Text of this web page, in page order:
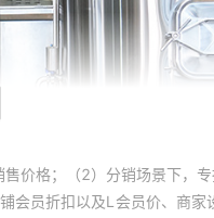
价格；（2）分销场景下，
员折扣以及L会员价、商